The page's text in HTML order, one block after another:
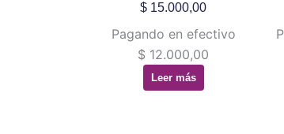
$ 15.000,00
Pagando en efectivo
$ 12.000,00
Leer más